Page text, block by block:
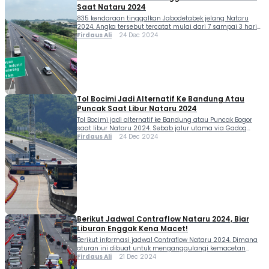
Saat Nataru 2024
835 kendaraan tinggalkan Jabodetabek jelang Nataru
2024. Angka tersebut tercatat mulai dari 7 sampai 3 hari
jelang libur Natal 2024 dan tahun baru 2025. PT Jasa
Firdaus Ali 24 Dec 2024
Tol Bocimi Jadi Alternatif Ke Bandung Atau
Puncak Saat Libur Nataru 2024
Tol Bocimi jadi alternatif ke Bandung atau Puncak Bogor
saat libur Nataru 2024. Sebab jalur utama via Gadog
diproyeksi akan mengalami kepadatan dan berpotensi
Firdaus Ali 24 Dec 2024
Berikut Jadwal Contraflow Nataru 2024, Biar
Liburan Enggak Kena Macet!
Berikut informasi jadwal Contraflow Nataru 2024. Dimana
aturan ini dibuat untuk menganggulangi kemacetan
akibat penumpukan dan peningkatan kendaraan saat
Firdaus Ali 21 Dec 2024